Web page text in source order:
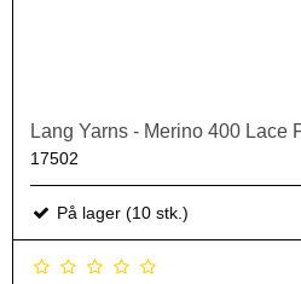
Lang Yarns - Merino 400 Lace
17502
På lager (10 stk.)